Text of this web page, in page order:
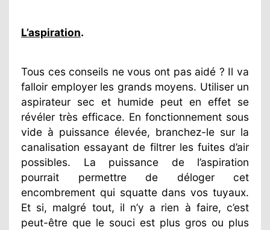
L’aspiration.
Tous ces conseils ne vous ont pas aidé ? Il va
falloir employer les grands moyens. Utiliser un
aspirateur sec et humide peut en effet se
révéler très efficace. En fonctionnement sous
vide à puissance élevée, branchez-le sur la
canalisation essayant de filtrer les fuites d’air
possibles. La puissance de l’aspiration
pourrait permettre de déloger cet
encombrement qui squatte dans vos tuyaux.
Et si, malgré tout, il n’y a rien à faire, c’est
peut-être que le souci est plus gros ou plus